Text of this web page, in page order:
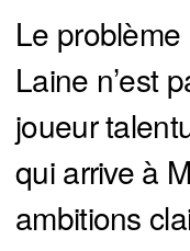
Le problème
Laine n’est
joueur
qui arrive à
ambitions